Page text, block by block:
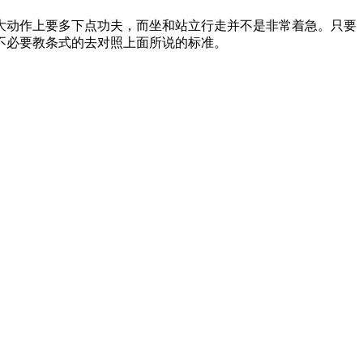
作上要多下点功夫，而坐和站立行走并不是非常着急。只要
要教条式的去对照上面所说的标准。